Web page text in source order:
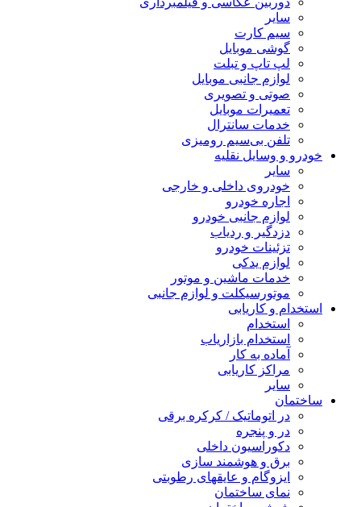
سایر
سیم کارت
گوشی موبایل
لپ تاپ و تبلت
لوازم جانبی موبایل
صوتی و تصویری
تعمیرات موبایل
خدمات سانترال
تلفن بی‌سیم رومیزی
خودرو و وسایل نقلیه
سایر
خودروی داخلی و خارجی
اجاره خودرو
لوازم جانبی خودرو
دزدگیر و ردیاب
تزئینات خودرو
لوازم یدکی
خدمات ماشین و موتور
موتورسیکلت و لوازم جانبی
استخدام و کاریابی
استخدام
استخدام بازاریاب
آماده به کار
مراکز کاریابی
سایر
ساختمان
در اتوماتیک / کرکره برقی
در و پنجره
دکوراسیون داخلی
برق و هوشمند سازی
ایزوگام و عایقهای رطوبتی
نمای ساختمان